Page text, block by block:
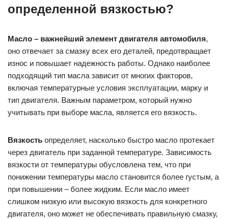
определенной вязкостью?
Масло – важнейший элемент двигателя автомобиля,
оно отвечает за смазку всех его деталей, предотвращает
износ и повышает надежность работы. Однако наиболее
подходящий тип масла зависит от многих факторов,
включая температурные условия эксплуатации, марку и
тип двигателя. Важным параметром, который нужно
учитывать при выборе масла, является его вязкость.
Вязкость определяет, насколько быстро масло протекает
через двигатель при заданной температуре. Зависимость
вязкости от температуры обусловлена тем, что при
понижении температуры масло становится более густым, а
при повышении – более жидким. Если масло имеет
слишком низкую или высокую вязкость для конкретного
двигателя, оно может не обеспечивать правильную смазку,